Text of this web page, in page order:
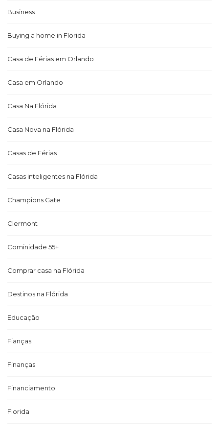
Business
Buying a home in Florida
Casa de Férias em Orlando
Casa em Orlando
Casa Na Flórida
Casa Nova na Flórida
Casas de Férias
Casas inteligentes na Flórida
Champions Gate
Clermont
Cominidade 55+
Comprar casa na Flórida
Destinos na Flórida
Educação
Fianças
Finanças
Financiamento
Florida